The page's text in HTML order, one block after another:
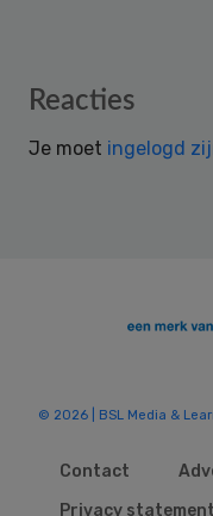
Reader
Reacties
Je moet ingelogd
© 2026 | BSL Media &
Contact
Privacy statement